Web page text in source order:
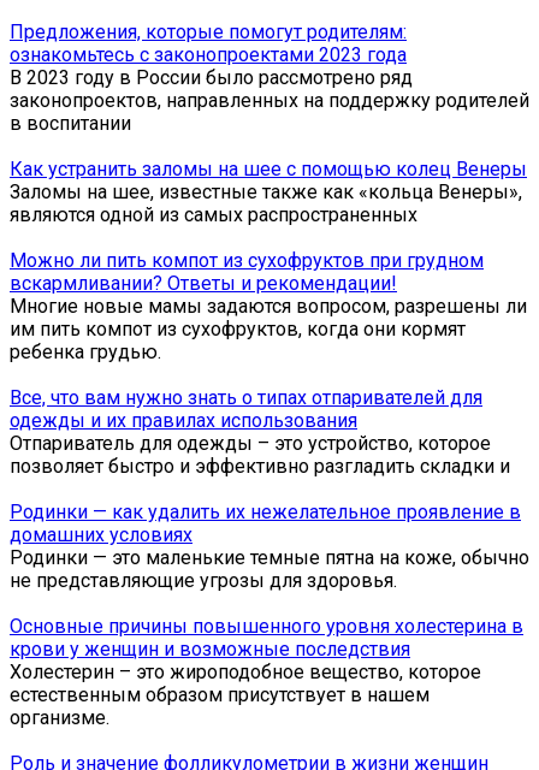
Предложения, которые помогут родителям:
ознакомьтесь с законопроектами 2023 года
В 2023 году в России было рассмотрено ряд
законопроектов, направленных на поддержку родителей
в воспитании
Как устранить заломы на шее с помощью колец Венеры
Заломы на шее, известные также как «кольца Венеры»,
являются одной из самых распространенных
Можно ли пить компот из сухофруктов при грудном
вскармливании? Ответы и рекомендации!
Многие новые мамы задаются вопросом, разрешены ли
им пить компот из сухофруктов, когда они кормят
ребенка грудью.
Все, что вам нужно знать о типах отпаривателей для
одежды и их правилах использования
Отпариватель для одежды – это устройство, которое
позволяет быстро и эффективно разгладить складки и
Родинки — как удалить их нежелательное проявление в
домашних условиях
Родинки — это маленькие темные пятна на коже, обычно
не представляющие угрозы для здоровья.
Основные причины повышенного уровня холестерина в
крови у женщин и возможные последствия
Холестерин – это жироподобное вещество, которое
естественным образом присутствует в нашем
организме.
Роль и значение фолликулометрии в жизни женщин